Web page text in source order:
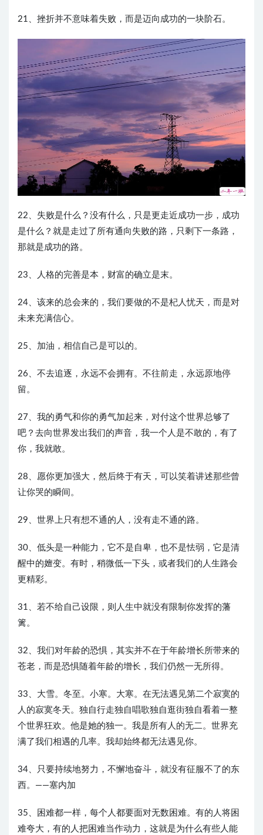
21、挫折并不意味着失败，而是迈向成功的一块阶石。
22、失败是什么？没有什么，只是更走近成功一步，成功
是什么？就是走过了所有通向失败的路，只剩下一条路，
那就是成功的路。
23、人格的完善是本，财富的确立是末。
24、该来的总会来的，我们要做的不是杞人忧天，而是对
未来充满信心。
25、加油，相信自己是可以的。
26、不去追逐，永远不会拥有。不往前走，永远原地停
留。
27、我的勇气和你的勇气加起来，对付这个世界总够了
吧？去向世界发出我们的声音，我一个人是不敢的，有了
你，我就敢。
28、愿你更加强大，然后终于有天，可以笑着讲述那些曾
让你哭的瞬间。
29、世界上只有想不通的人，没有走不通的路。
30、低头是一种能力，它不是自卑，也不是怯弱，它是清
醒中的嬗变。有时，稍微低一下头，或者我们的人生路会
更精彩。
31、若不给自己设限，则人生中就没有限制你发挥的藩
篱。
32、我们对年龄的恐惧，其实并不在于年龄增长所带来的
苍老，而是恐惧随着年龄的增长，我们仍然一无所得。
33、大雪。冬至。小寒。大寒。在无法遇见第二个寂寞的
人的寂寞冬天。独自行走独自唱歌独自逛街独自看着一整
个世界狂欢。他是她的独一。我是所有人的无二。世界充
满了我们相遇的几率。我却始终都无法遇见你。
34、只要持续地努力，不懈地奋斗，就没有征服不了的东
西。——塞内加
35、困难都一样，每个人都要面对无数困难。有的人将困
难夸大，有的人把困难当作动力，这就是为什么有些人能